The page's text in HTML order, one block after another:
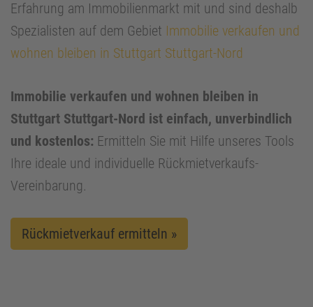
Erfahrung am Immobilienmarkt mit und sind deshalb
Spezialisten auf dem Gebiet Immobilie verkaufen und
wohnen bleiben in Stuttgart Stuttgart-Nord
Immobilie verkaufen und wohnen bleiben in
Stuttgart Stuttgart-Nord ist einfach, unverbindlich
und kostenlos: Ermitteln Sie mit Hilfe unseres Tools
Ihre ideale und individuelle Rückmietverkaufs-
Vereinbarung.
Rückmietverkauf ermitteln »